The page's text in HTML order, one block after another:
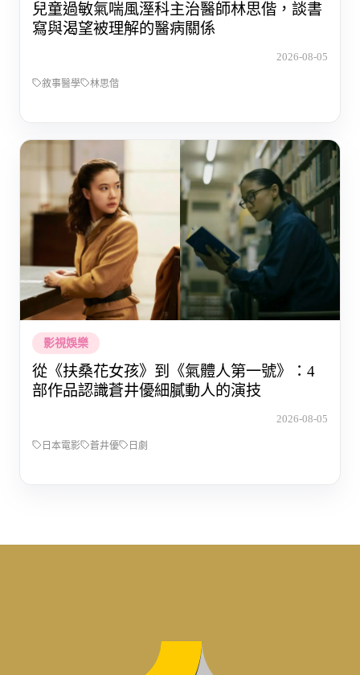
兒童過敏氣喘風溼科主治醫師林思偕，談書
寫與渴望被理解的醫病關係
2026-08-05
敘事醫學 林思偕
影視娛樂
從《扶桑花女孩》到《氣體人第一號》：4
部作品認識蒼井優細膩動人的演技
2026-08-05
日本電影 蒼井優 日劇